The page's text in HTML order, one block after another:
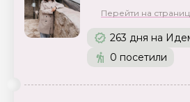
Перейти на
263 дня на
0 посетили